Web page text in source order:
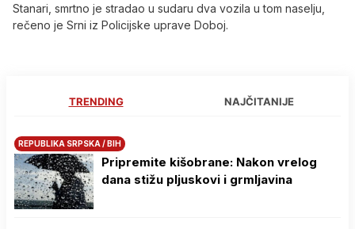
Stanari, smrtno je stradao u sudaru dva vozila u tom naselju,
rečeno je Srni iz Policijske uprave Doboj.
TRENDING NAJČITANIJE
REPUBLIKA SRPSKA / BIH
Pripremite kišobrane: Nakon vrelog
dana stižu pljuskovi i grmljavina